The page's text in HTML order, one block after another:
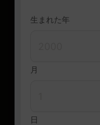
生まれた年
月
日